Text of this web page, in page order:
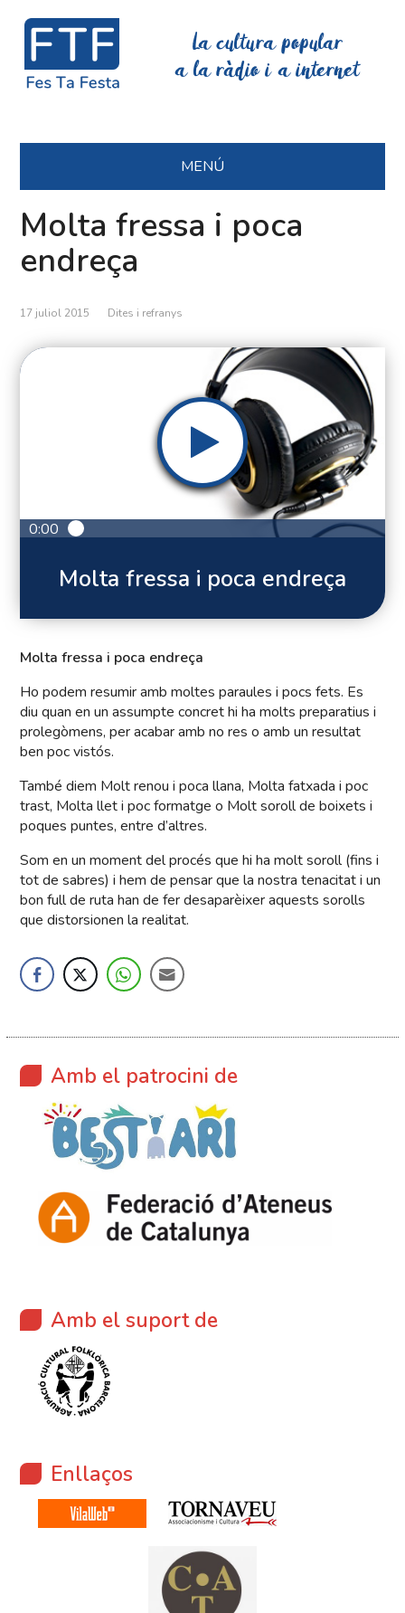
La cultura popular
a la ràdio i a internet
MENÚ
Molta fressa i poca
endreça
17 juliol 2015 Dites i refranys
0:00
Molta fressa i poca endreça
Molta fressa i poca endreça
Ho podem resumir amb moltes paraules i pocs fets. Es
diu quan en un assumpte concret hi ha molts preparatius i
prolegòmens, per acabar amb no res o amb un resultat
ben poc vistós.
També diem Molt renou i poca llana, Molta fatxada i poc
trast, Molta llet i poc formatge o Molt soroll de boixets i
poques puntes, entre d’altres.
Som en un moment del procés que hi ha molt soroll (fins i
tot de sabres) i hem de pensar que la nostra tenacitat i un
bon full de ruta han de fer desaparèixer aquests sorolls
que distorsionen la realitat.
Amb el patrocini de
Amb el suport de
Enllaços